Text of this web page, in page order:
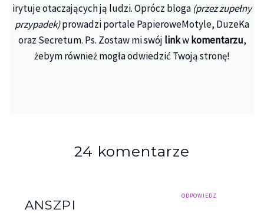
irytuje otaczających ją ludzi. Oprócz bloga (przez zupełny
przypadek)prowadzi portale PapieroweMotyle, DuzeKa
oraz Secretum. Ps. Zostaw mi swój linkwkomentarzu,
żebym również mogła odwiedzić Twoją stronę!
24 komentarze
ODPOWIEDZ
ANSZPI